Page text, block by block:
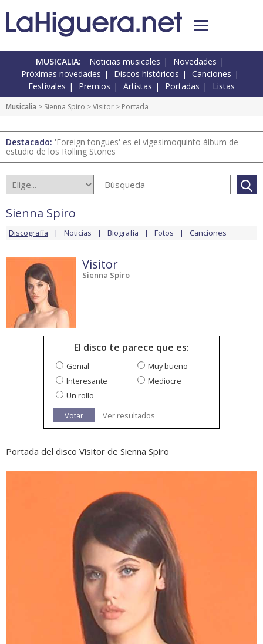
MUSICALIA: Noticias musicales
Novedades
Próximas novedades
Discos históricos
Canciones
Festivales
Premios Artistas Portadas Listas
Musicalia > Sienna Spiro >Visitor > Portada
Destacado: 'Foreign tongues' es el vigesimoquinto álbum de
estudio de los Rolling Stones
Sienna Spiro
Discografía Noticias Biografía Fotos Canciones
Visitor
Sienna Spiro
El disco te parece que es:
Genial
Muy bueno
Interesante
Mediocre
Un rollo
Votar
Ver resultados
Portada del disco Visitor de Sienna Spiro